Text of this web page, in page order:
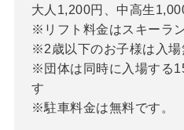
大人1,200円、中高生
※リフト料金はスキーラ
※2歳以下のお子様は入場
※団体は同時に入場する
す
※駐車料金は無料です。